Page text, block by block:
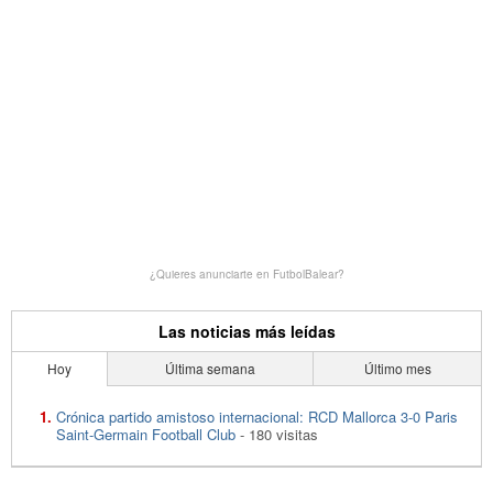
¿Quieres anunciarte en FutbolBalear?
Las noticias más leídas
Hoy Última semana Último mes
Crónica partido amistoso internacional: RCD Mallorca 3-0 Paris
Saint-Germain Football Club - 180 visitas